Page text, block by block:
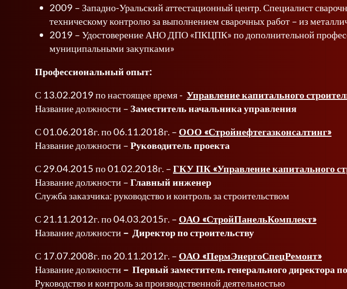
2009 – Западно-Уральский аттестационный центр. Специалист
техническому контролю за выполнением сварочных работ – из
2019 – Удостоверение АНО ДПО «ПКЦПК» по дополнительной
муниципальными закупками»
Профессиональный опыт:
С 13.02.2019 по настоящее время - Управление капитального
Название должности – Заместитель начальника управления
С 01.06.2018г. по 06.11.2018г. – ООО «Стройнефтегазконсалтинг»
Название должности – Руководитель проекта
С 29.04.2015 по 01.02.2018г. – ГКУ ПК «Управление капитального
Название должности – Главный инженер
Служба заказчика: руководство и контроль за строительством
С 21.11.2012г. по 04.03.2015г. – ОАО «СтройПанельКомплект»
Название должности – Директор по строительству
С 17.07.2008г. по 20.11.2012г. – ОАО «ПермЭнергоСпецРемонт»
Название должности – Первый заместитель генерального директора
Руководство и контроль за производственной деятельностью